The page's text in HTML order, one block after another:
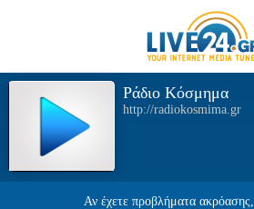
Ράδιο Κόσμημα
http://radiokosmima.gr
Αν έχετε προβλήματα ακρόασης,